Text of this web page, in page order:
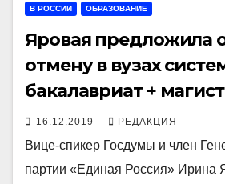
В РОССИИ ОБРАЗОВАНИЕ
Яровая предложила
отмену в вузах
бакалавриат +
16.12.2019 РЕДАКЦИЯ
Вице-спикер Госдумы и член
партии «Единая Россия» Ирина